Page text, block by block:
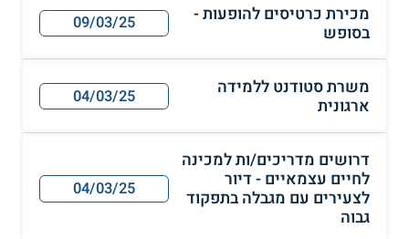
מכירת כרטיסים להופעות -
בסופש
09/03/25
משרת סטודנט ללמידה
ארגונית
04/03/25
דרושים מדריכים/ות למכינה
לחיים עצמאיים - דיור
לצעירים עם מגבלה בתפקוד
גבוה
04/03/25